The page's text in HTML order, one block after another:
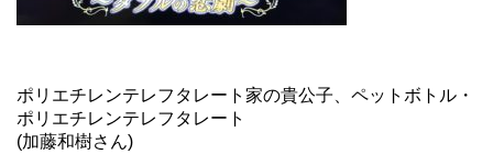
ポリエチレンテレフタレート家の貴公子、ペットボトル・
ポリエチレンテレフタレート
(加藤和樹さん)